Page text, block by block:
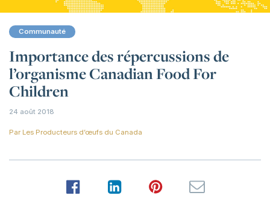
Communauté
Importance des répercussions de
l’organisme Canadian Food For
Children
24 août 2018
Par Les Producteurs d’œufs du Canada